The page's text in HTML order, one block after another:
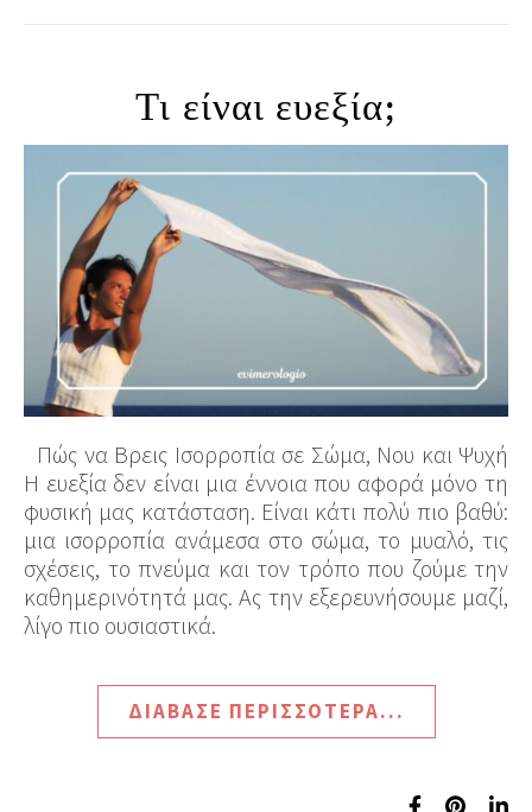
Τι είναι ευεξία;
Πώς να Βρεις Ισορροπία σε Σώμα, Νου και Ψυχή
Η ευεξία δεν είναι μια έννοια που αφορά μόνο τη
φυσική μας κατάσταση. Είναι κάτι πολύ πιο βαθύ:
μια ισορροπία ανάμεσα στο σώμα, το μυαλό, τις
σχέσεις, το πνεύμα και τον τρόπο που ζούμε την
καθημερινότητά μας. Ας την εξερευνήσουμε μαζί,
λίγο πιο ουσιαστικά.
ΔΙΆΒΑΣΕ ΠΕΡΙΣΣΌΤΕΡΑ...